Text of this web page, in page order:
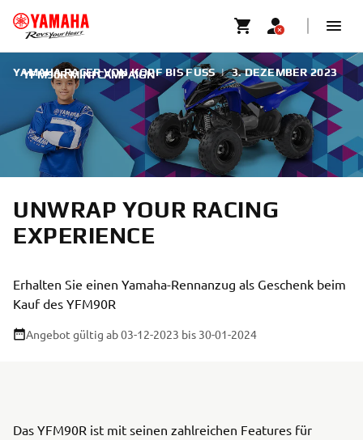
YFM90R MINI CAMPAIGN
YAMAHA RACER VON KOPF BIS FUSS | 3. DEZEMBER 2023
UNWRAP YOUR RACING
EXPERIENCE
Erhalten Sie einen Yamaha-Rennanzug als Geschenk beim
Kauf des YFM90R
Angebot gültig ab 03-12-2023 bis 30-01-2024
Das YFM90R ist mit seinen zahlreichen Features für